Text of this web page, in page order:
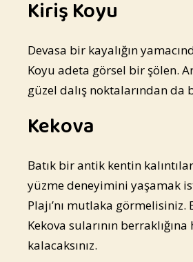
Kiriş Koyu
Devasa bir kayalığın
Koyu adeta görsel bir şölen.
güzel dalış noktalarından da
Kekova
Batık bir antik kentin
yüzme deneyimini yaşamak
Plajı’nı mutlaka görmelisiniz.
Kekova sularının
kalacaksınız.